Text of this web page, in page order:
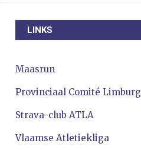
LINKS
Maasrun
Provinciaal Comité Limburg
Strava-club ATLA
Vlaamse Atletiekliga